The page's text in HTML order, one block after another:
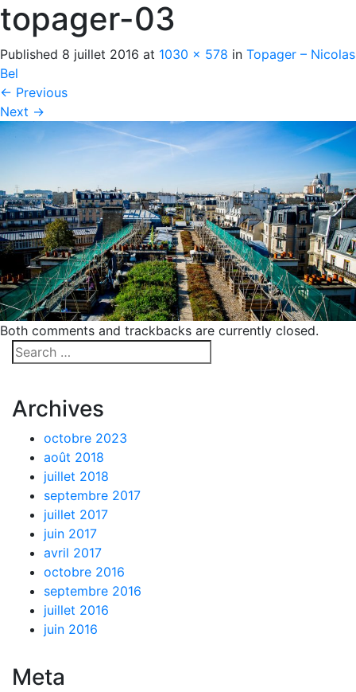
topager-03
Published 8 juillet 2016 at 1030 × 578 in Topager – Nicolas
Bel
← Previous
Next →
Both comments and trackbacks are currently closed.
Archives
octobre 2023
août 2018
juillet 2018
septembre 2017
juillet 2017
juin 2017
avril 2017
octobre 2016
septembre 2016
juillet 2016
juin 2016
Meta